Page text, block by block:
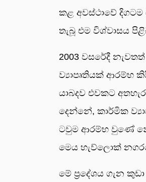
කළ අවස්ථාවේ දිගටම
තැබූ එම විශ්වාසය
2003 වසරේදී
ව්‍යාපෘතියක් ආරම්භ
යාබදව එවකට
දෙන්නේ, කාර්මික
ටවුම ආරම්භ වුණේ
මෙය හැව්ලොක්
මේ ප්‍රදේශය ගැන